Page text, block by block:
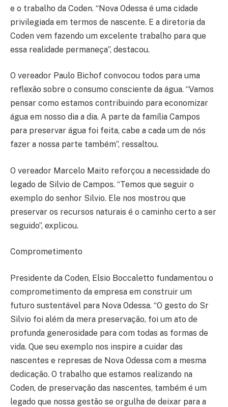
e o trabalho da Coden. “Nova Odessa é uma cidade
privilegiada em termos de nascente. E a diretoria da
Coden vem fazendo um excelente trabalho para que
essa realidade permaneça”, destacou.
O vereador Paulo Bichof convocou todos para uma
reflexão sobre o consumo consciente da água. “Vamos
pensar como estamos contribuindo para economizar
água em nosso dia a dia. A parte da família Campos
para preservar água foi feita, cabe a cada um de nós
fazer a nossa parte também”, ressaltou.
O vereador Marcelo Maito reforçou a necessidade do
legado de Silvio de Campos. “Temos que seguir o
exemplo do senhor Silvio. Ele nos mostrou que
preservar os recursos naturais é o caminho certo a ser
seguido”, explicou.
Comprometimento
Presidente da Coden, Elsio Boccaletto fundamentou o
comprometimento da empresa em construir um
futuro sustentável para Nova Odessa. “O gesto do Sr
Silvio foi além da mera preservação, foi um ato de
profunda generosidade para com todas as formas de
vida. Que seu exemplo nos inspire a cuidar das
nascentes e represas de Nova Odessa com a mesma
dedicação. O trabalho que estamos realizando na
Coden, de preservação das nascentes, também é um
legado que nossa gestão se orgulha de deixar para a